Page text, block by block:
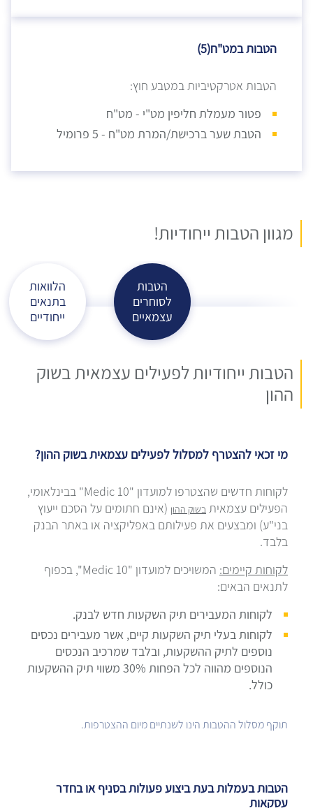
הטבות במט"ח(5)
הטבות אטרקטיביות במטבע חוץ:
פטור מעמלת חליפין מט"י - מט"ח
הטבת שער ברכישת/המרת מט"ח - 5 פרומיל
מגוון הטבות ייחודיות!
הטבות
לסוחרים
עצמאיים
הלוואות
בתנאים
ייחודיים
הטבות ייחודיות לפעילים עצמאית בשוק
ההון
מי זכאי להצטרף למסלול לפעילים עצמאית בשוק ההון?
לקוחות חדשים שהצטרפו למועדון "Medic 10" בבינלאומי,
הפעילים עצמאית בשוק ההון (אינם חתומים על הסכם ייעוץ
בני"ע) ומבצעים את פעילותם באפליקציה או באתר הבנק
בלבד.
לקוחות קיימים:
המשויכים למועדון "Medic 10", בכפוף
לתנאים הבאים:
לקוחות המעבירים תיק השקעות חדש לבנק.
לקוחות בעלי תיק השקעות קיים, אשר מעבירים נכסים
נוספים לתיק ההשקעות, ובלבד שמרכיב הנכסים
הנוספים מהווה לכל הפחות 30% משווי תיק ההשקעות
כולל.
תוקף מסלול ההטבות הינו לשנתיים מיום ההצטרפות.
הטבות בעמלות בעת ביצוע פעולות בסניף או בחדר
עסקאות